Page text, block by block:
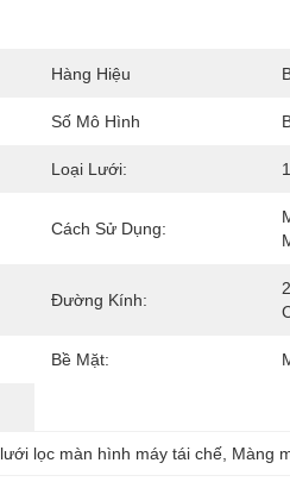
Hàng Hiệu
Số Mô Hình
Loại Lưới:
Cách Sử Dụng:
Đường Kính:
Bề Mặt:
lưới lọc màn hình máy tái chế Màng